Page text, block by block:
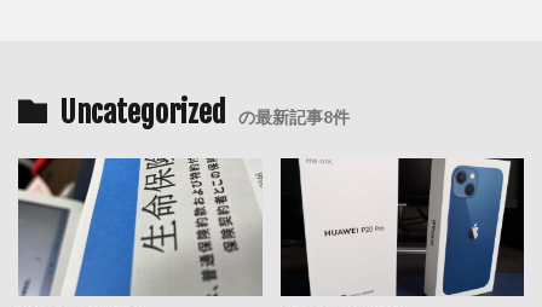
Uncategorized の最新記事8件